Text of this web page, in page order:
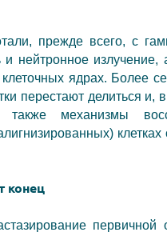
прежде всего, с
и нейтронное излучение,
ядрах. Более
перестают делиться
также механизмы
конец
первичной